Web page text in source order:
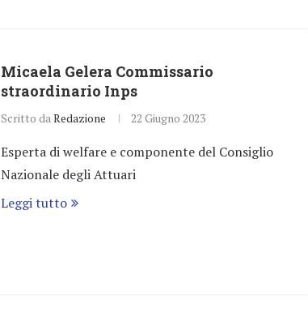
Micaela Gelera Commissario
straordinario Inps
Scritto daRedazione 22 Giugno 2023
Esperta di welfare e componente del Consiglio
Nazionale degli Attuari
Leggi tutto